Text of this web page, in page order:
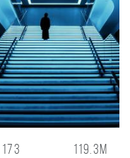
173 119.3M